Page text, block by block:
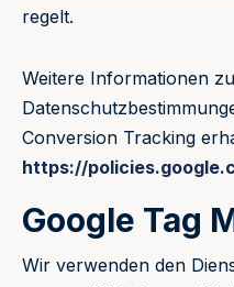
regelt.
Weitere Informationen
Conversion Tracking
https://
Google Tag
Wir verwenden den